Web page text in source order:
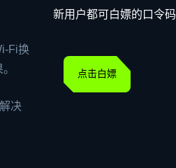
Fi换
决
新用户都可白嫖的口令码
点击白嫖